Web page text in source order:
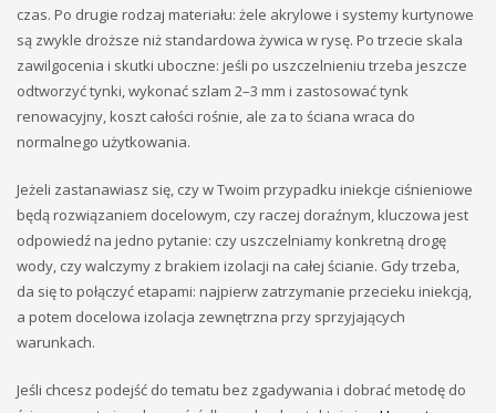
czas. Po drugie rodzaj materiału: żele akrylowe i systemy kurtynowe
są zwykle droższe niż standardowa żywica w rysę. Po trzecie skala
zawilgocenia i skutki uboczne: jeśli po uszczelnieniu trzeba jeszcze
odtworzyć tynki, wykonać szlam 2–3 mm i zastosować tynk
renowacyjny, koszt całości rośnie, ale za to ściana wraca do
normalnego użytkowania.
Jeżeli zastanawiasz się, czy w Twoim przypadku iniekcje ciśnieniowe
będą rozwiązaniem docelowym, czy raczej doraźnym, kluczowa jest
odpowiedź na jedno pytanie: czy uszczelniamy konkretną drogę
wody, czy walczymy z brakiem izolacji na całej ścianie. Gdy trzeba,
da się to połączyć etapami: najpierw zatrzymanie przecieku iniekcją,
a potem docelowa izolacja zewnętrzna przy sprzyjających
warunkach.
Jeśli chcesz podejść do tematu bez zgadywania i dobrać metodę do